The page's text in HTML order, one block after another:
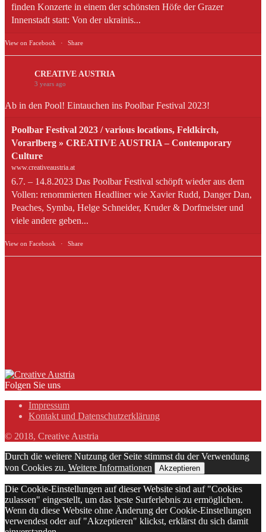
finden Konzerte in einem der schönsten Höfe der Grazer
Innenstadt statt: Von der ukrainis...
View on Facebook · Share
CREATIVE AUSTRIA
3 years ago
Ab in den Pool! Eintauchen ins Poolbar Festival 2023!
Poolbar Festival 2023 / various locations, Feldkirch,
Vorarlberg » CREATIVE AUSTRIA – Contemporary
Culture
www.creativeaustria.at
6.7. – 14.8.2023 Das Poolbar Festival schöpft wieder aus dem
Vollen: renommierten Headliner wie Xavier Rudd, Danger Dan,
Peaches, Symba, Helge Schneider, Kruder & Dorfmeister und
viele andere geben...
View on Facebook · Share
Folgen Sie uns
Impressum
Kontakt und Datenschutzerklärung
© 2018, Creative Austria
Durch die weitere Nutzung der Seite stimmst du der Verwendung
von Cookies zu. Weitere Informationen Akzeptieren
Die Cookie-Einstellungen auf dieser Website sind auf "Cookies
zulassen" eingestellt, um das beste Surferlebnis zu ermöglichen.
Wenn du diese Website ohne Änderung der Cookie-Einstellungen
verwendest oder auf "Akzeptieren" klickst, erklärst du sich damit